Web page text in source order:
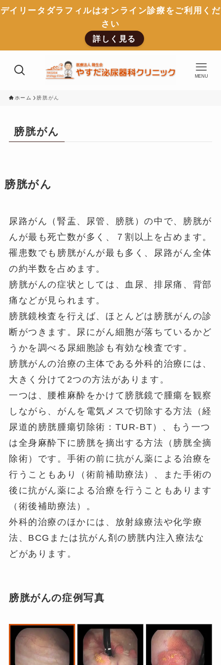
デイリータダラフィルはオンライン診療をご利用くだ
さい
詳しく見る
MENU
ホーム 膀胱がん
膀胱がん
膀胱がん
尿路がん（腎盂、尿管、膀胱）の中で、膀胱が
んが最も死亡数が多く、７割以上を占めます。
罹患数でも膀胱がんが最も多く、尿路がん全体
の約半数を占めます。
膀胱がんの症状としては、血尿、排尿痛、背部
痛などが見られます。
膀胱鏡検査を行えば、ほとんどは膀胱がんの診
断がつきます。尿にがん細胞が落ちているかど
うかを調べる尿細胞診も有効な検査です。
膀胱がんの治療の主体である外科的治療には、
大きく分けて2つの方法があります。
一つは、腰椎麻酔をかけて膀胱鏡で腫瘍を観察
しながら、がんを電気メスで切除する方法（経
尿道的膀胱腫瘍切除術：TUR-BT）、もう一つ
は全身麻酔下に膀胱を摘出する方法（膀胱全摘
除術）です。手術の前に抗がん薬による治療を
行うこともあり（術前補助療法）、また手術の
後に抗がん薬による治療を行うこともあります
（術後補助療法）。
外科的治療のほかには、放射線療法や化学療
法、BCGまたは抗がん剤の膀胱内注入療法な
どがあります。
膀胱がんの症例写真